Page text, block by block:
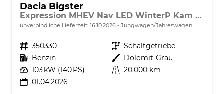
Dacia Bigster
Expression MHEV Nav LED WinterP Kam 17Z
unverbindliche Lieferzeit: 16.10.2026 Jungwagen/Jahreswagen
Fahrzeugnr. 350330 Getriebe Schaltgetriebe
Kraftstoff Benzin Außenfarbe Dolomit-Grau
Leistung 103 kW (140 PS) Kilometerstand 20.000 km
01.04.2026